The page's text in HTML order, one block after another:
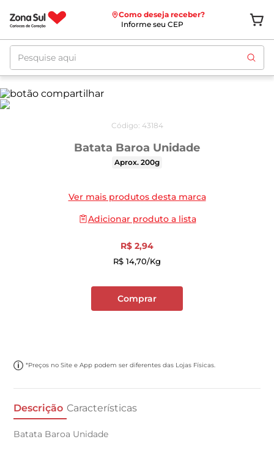
Como deseja receber?
Informe seu CEP
Pesquise aqui
Código: 43184
Batata Baroa Unidade
Aprox. 200g
Ver mais produtos desta marca
Adicionar produto a lista
R$ 2,94
R$ 14,70/kg
Comprar
*Preços no Site e App podem ser diferentes das Lojas Físicas.
Descrição Características
Batata Baroa Unidade